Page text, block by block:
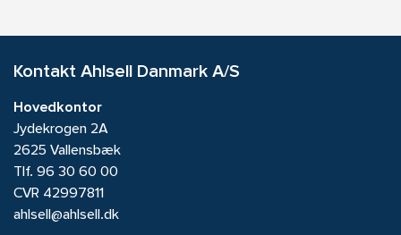
Kontakt Ahlsell Danmark A/S
Hovedkontor
Jydekrogen 2A
2625 Vallensbæk
Tlf. 96 30 60 00
CVR 42997811
ahlsell@ahlsell.dk